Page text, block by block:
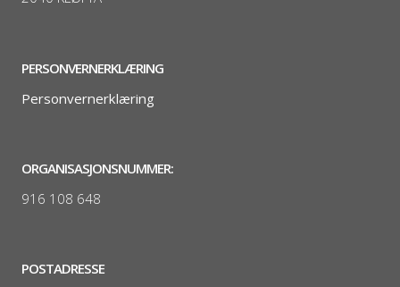
PERSONVERNERKLÆRING
Personvernerklæring
ORGANISASJONSNUMMER:
916 108 648
POSTADRESSE